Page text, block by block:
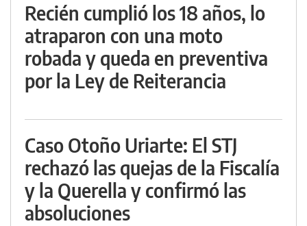
Recién cumplió los 18 años, lo
atraparon con una moto
robada y queda en preventiva
por la Ley de Reiterancia
Caso Otoño Uriarte: El STJ
rechazó las quejas de la Fiscalía
y la Querella y confirmó las
absoluciones